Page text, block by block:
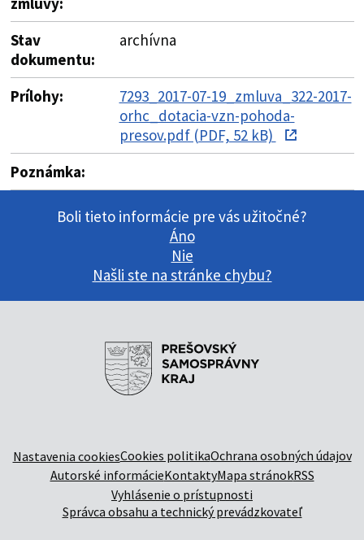
Stav
dokumentu:
archívna
Prílohy:
7293_2017-07-19_zmluva_322-2017-
orhc_dotacia-vzn-pohoda-
presov.pdf (PDF, 52 kB)
Poznámka:
Boli tieto informácie pre vás užitočné?
Áno
Nie
Našli ste na stránke chybu?
Nastavenia cookiesCookies politikaOchrana osobných údajov
Autorské informácieKontaktyMapa stránokRSS
Vyhlásenie o prístupnosti
Správca obsahu a technický prevádzkovateľ